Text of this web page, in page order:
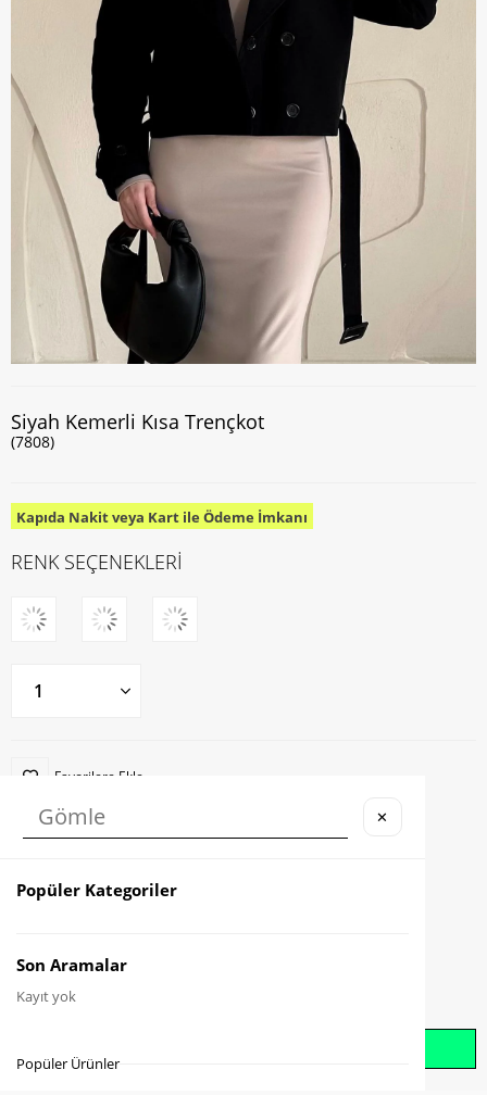
Siyah Kemerli Kısa Trençkot
(7808)
Kapıda Nakit veya Kart ile Ödeme İmkanı
RENK SEÇENEKLERİ
Favorilere Ekle
Karşılaştır
Gelince Haber Ver
✕
Popüler Kategoriler
Son Aramalar
Kayıt yok
Popüler Ürünler